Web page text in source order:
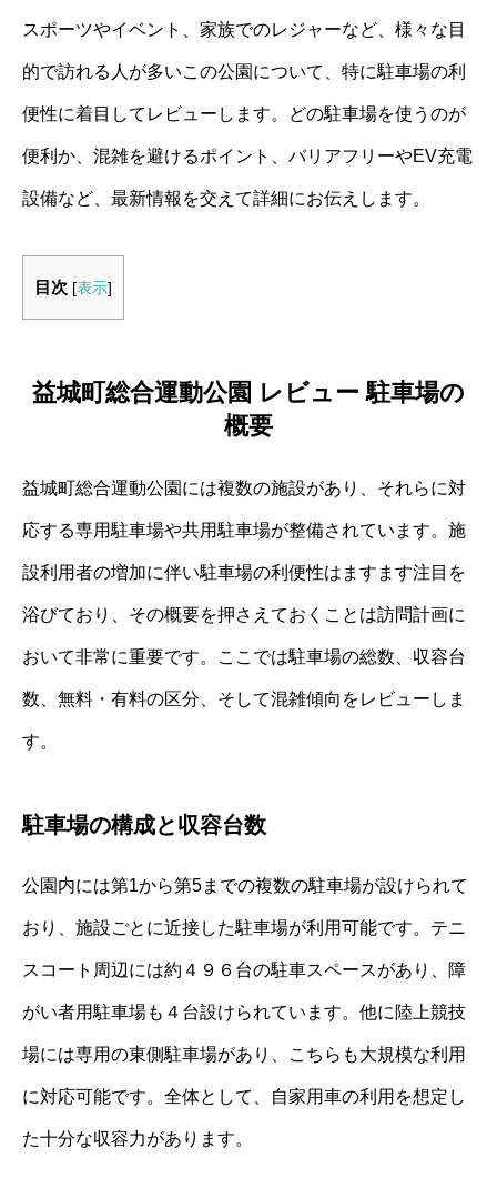
スポーツやイベント、家族でのレジャーなど、様々な目
的で訪れる人が多いこの公園について、特に駐車場の利
便性に着目してレビューします。どの駐車場を使うのが
便利か、混雑を避けるポイント、バリアフリーやEV充電
設備など、最新情報を交えて詳細にお伝えします。
目次 [表示]
益城町総合運動公園 レビュー 駐車場の
概要
益城町総合運動公園には複数の施設があり、それらに対
応する専用駐車場や共用駐車場が整備されています。施
設利用者の増加に伴い駐車場の利便性はますます注目を
浴びており、その概要を押さえておくことは訪問計画に
おいて非常に重要です。ここでは駐車場の総数、収容台
数、無料・有料の区分、そして混雑傾向をレビューしま
す。
駐車場の構成と収容台数
公園内には第1から第5までの複数の駐車場が設けられて
おり、施設ごとに近接した駐車場が利用可能です。テニ
スコート周辺には約４９６台の駐車スペースがあり、障
がい者用駐車場も４台設けられています。他に陸上競技
場には専用の東側駐車場があり、こちらも大規模な利用
に対応可能です。全体として、自家用車の利用を想定し
た十分な収容力があります。